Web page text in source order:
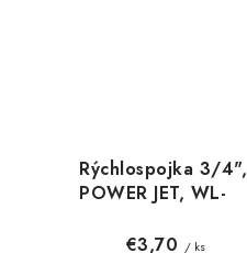
Rýchlospojka 3/4",
POWER JET, WL-
€3,70 / ks